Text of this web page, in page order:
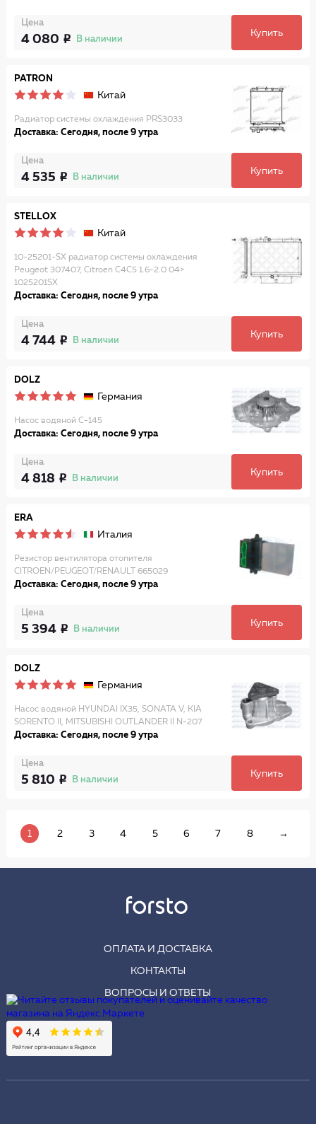
Цена
4 080 В наличии
Купить
PATRON
Китай
Радиатор системы охлаждения PRS3033
Доставка: Сегодня, после 9 утра
Цена
4 535 В наличии
Купить
STELLOX
Китай
10-25201-SX радиатор системы охлаждения
Peugeot 307407, Citroen C4C5 1.6-2.0 04>
1025201SX
Доставка: Сегодня, после 9 утра
Цена
4 744 В наличии
Купить
DOLZ
Германия
Насос водяной C-145
Доставка: Сегодня, после 9 утра
Цена
4 818 В наличии
Купить
ERA
Италия
Резистор вентилятора отопителя
CITROEN/PEUGEOT/RENAULT 665029
Доставка: Сегодня, после 9 утра
Цена
5 394 В наличии
Купить
DOLZ
Германия
Насос водяной HYUNDAI IX35, SONATA V, KIA
SORENTO II, MITSUBISHI OUTLANDER II N-207
Доставка: Сегодня, после 9 утра
Цена
5 810 В наличии
Купить
1 2 3 4 5 6 7 8 →
ОПЛАТА И ДОСТАВКА
КОНТАКТЫ
ВОПРОСЫ И ОТВЕТЫ